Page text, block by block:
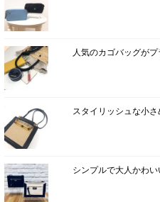
人気のカゴバッグがプ
スタイリッシュな小
シンプルで大人かわ